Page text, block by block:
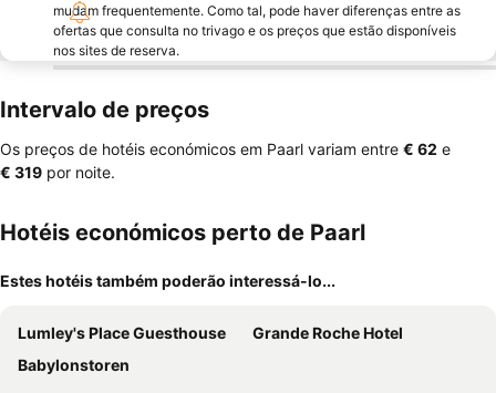
mudam frequentemente. Como tal, pode haver diferenças entre as
ofertas que consulta no trivago e os preços que estão disponíveis
nos sites de reserva.
Intervalo de preços
Os preços de hotéis económicos em Paarl variam entre ‎€ 62 e
‎€ 319 por noite.
Hotéis económicos perto de Paarl
Estes hotéis também poderão interessá-lo...
Lumley's Place Guesthouse
Grande Roche Hotel
Babylonstoren